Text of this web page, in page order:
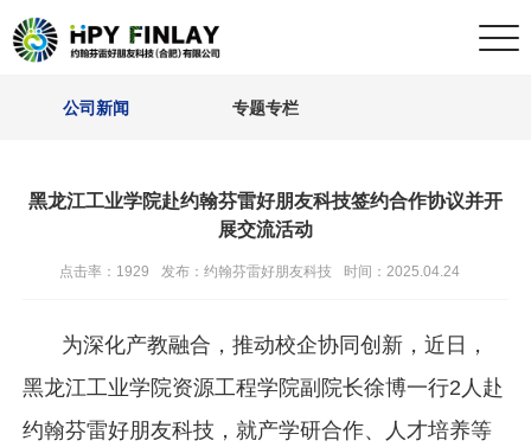
公司新闻 专题专栏
黑龙江工业学院赴约翰芬雷好朋友科技签约合作协议并开
展交流活动
点击率：1929 发布：约翰芬雷好朋友科技 时间：2025.04.24
为深化产教融合，推动校企协同创新，近日，
黑龙江工业学院资源工程学院副院长徐博一行2 人赴
约翰芬雷好朋友科技，就产学研合作、人才培养等